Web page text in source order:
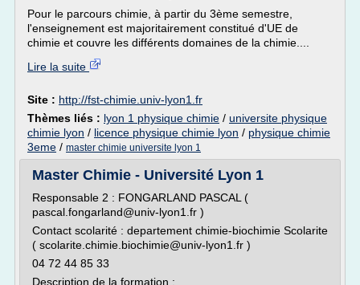
Pour le parcours chimie, à partir du 3ème semestre,
l'enseignement est majoritairement constitué d'UE de
chimie et couvre les différents domaines de la chimie....
Lire la suite
Site : http://fst-chimie.univ-lyon1.fr
Thèmes liés : lyon 1 physique chimie / universite physique
chimie lyon / licence physique chimie lyon / physique chimie
3eme / master chimie universite lyon 1
Master Chimie - Université Lyon 1
Responsable 2 : FONGARLAND PASCAL (
pascal.fongarland@univ-lyon1.fr )
Contact scolarité : departement chimie-biochimie Scolarite
( scolarite.chimie.biochimie@univ-lyon1.fr )
04 72 44 85 33
Description de la formation :